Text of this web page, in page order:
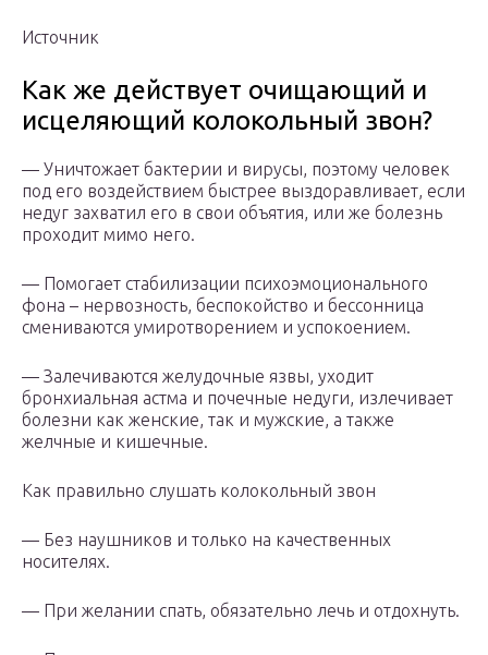
Источник
Как же действует очищающий и
исцеляющий колокольный звон?
— Уничтожает бактерии и вирусы, поэтому человек
под его воздействием быстрее выздоравливает, если
недуг захватил его в свои объятия, или же болезнь
проходит мимо него.
— Помогает стабилизации психоэмоционального
фона – нервозность, беспокойство и бессонница
смениваются умиротворением и успокоением.
— Залечиваются желудочные язвы, уходит
бронхиальная астма и почечные недуги, излечивает
болезни как женские, так и мужские, а также
желчные и кишечные.
Как правильно слушать колокольный звон
— Без наушников и только на качественных
носителях.
— При желании спать, обязательно лечь и отдохнуть.